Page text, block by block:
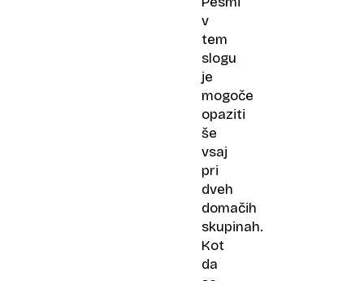
v
tem
slogu
je
mogoče
opaziti
še
vsaj
pri
dveh
domačih
skupinah.
Kot
da